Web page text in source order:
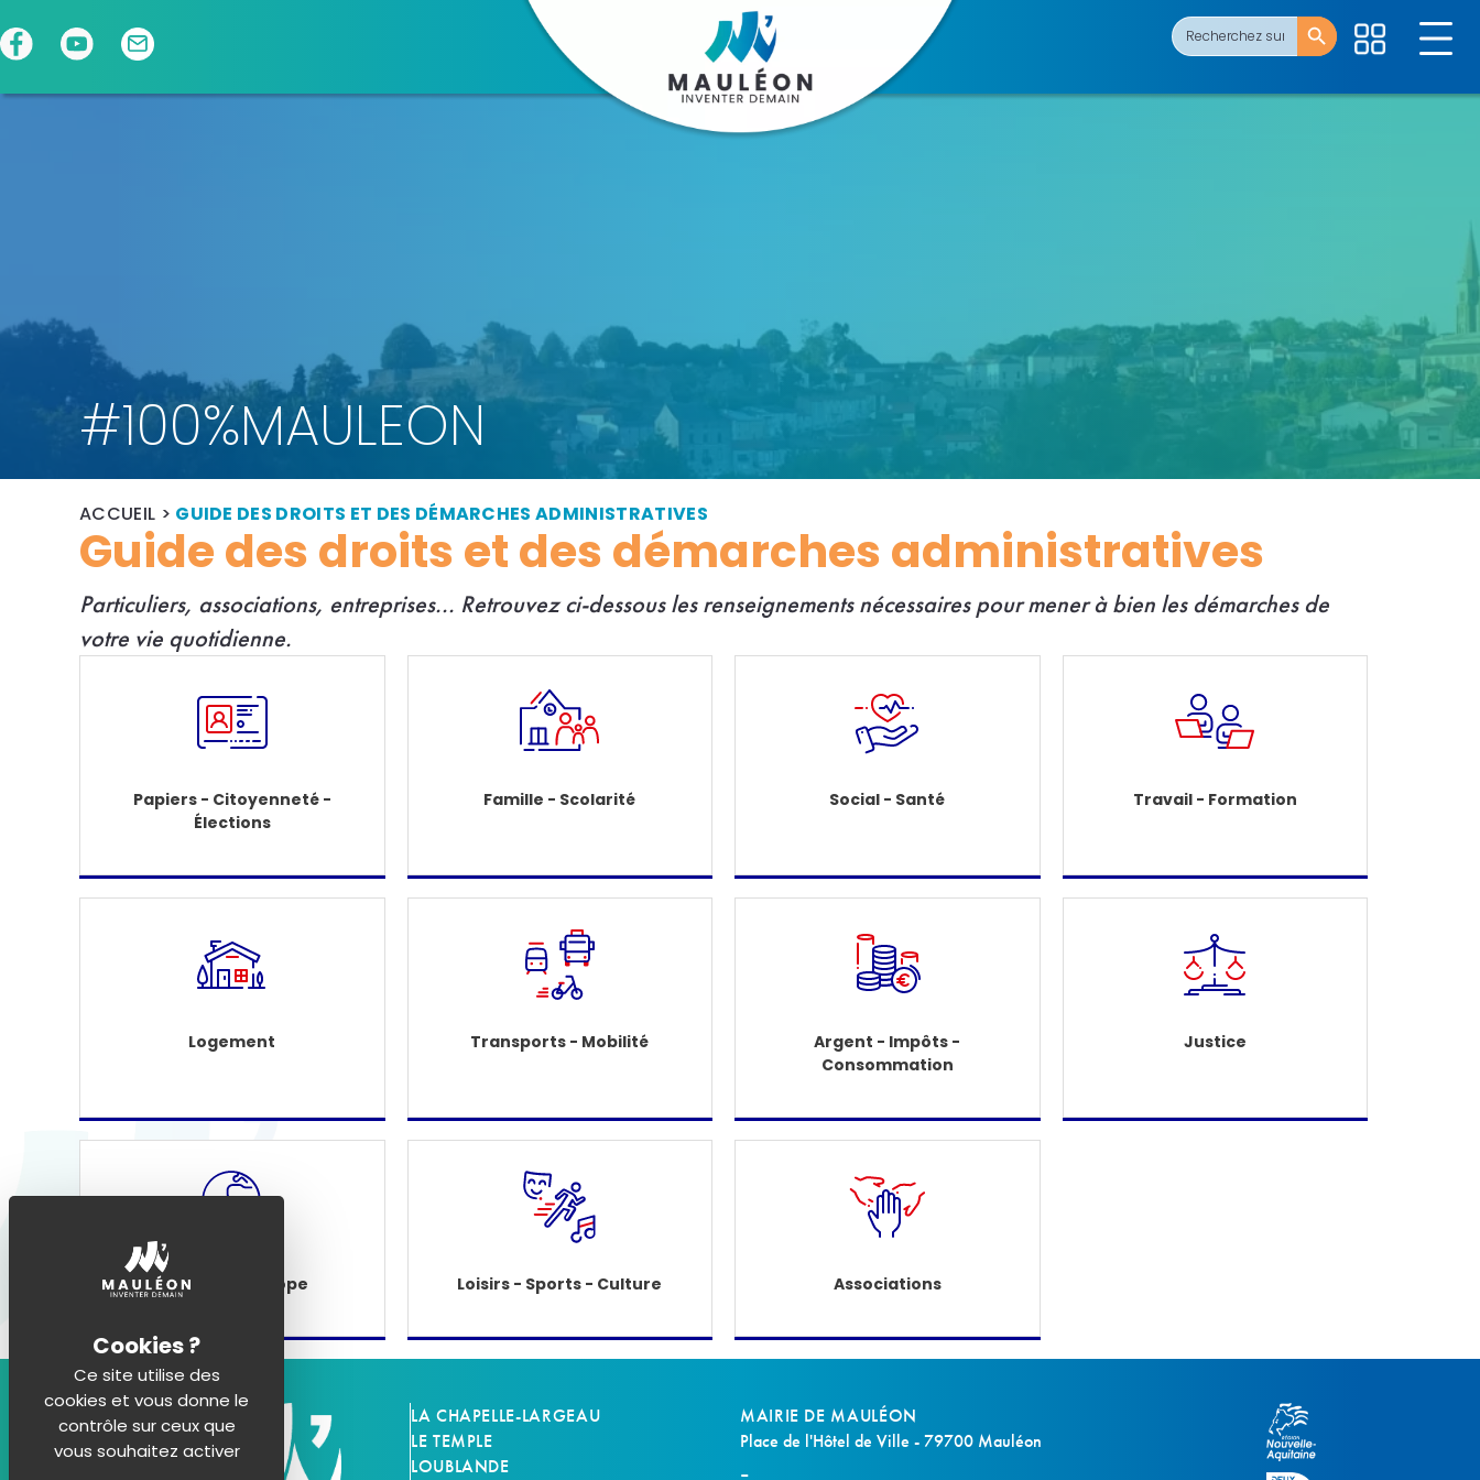
Search
for:
Search Button
#100%MAULEON
ACCUEIL > GUIDE DES DROITS ET DES DÉMARCHES ADMINISTRATIVES
Guide des droits et des démarches administratives
Particuliers, associations, entreprises... Retrouvez ci-dessous les renseignements nécessaires pour mener à bien les démarches de
votre vie quotidienne.
Papiers - Citoyenneté -
Élections
Famille - Scolarité Social - Santé Travail - Formation
Logement Transports - Mobilité
Argent - Impôts -
Consommation
Justice
Étranger - Europe Loisirs - Sports - Culture Associations
LA CHAPELLE-LARGEAU
LE TEMPLE
LOUBLANDE
MAIRIE DE MAULÉON
Place de l'Hôtel de Ville - 79700 Mauléon
Ce site utilise des
cookies et vous donne le
contrôle sur ceux que
vous souhaitez activer